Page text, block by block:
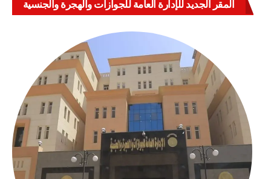
المقر الجديد للإدارة العامة للجوازات والهجرة والجنسية